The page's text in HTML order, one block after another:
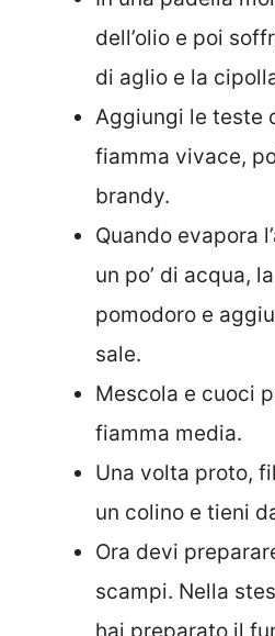
dell’olio e poi
di aglio e la
Aggiungi le teste
fiamma vivace,
brandy.
Quando evapora
un po’ di acqua,
pomodoro e
sale.
Mescola e cuoci
fiamma media.
Una volta proto,
un colino e tieni
Ora devi
scampi. Nella